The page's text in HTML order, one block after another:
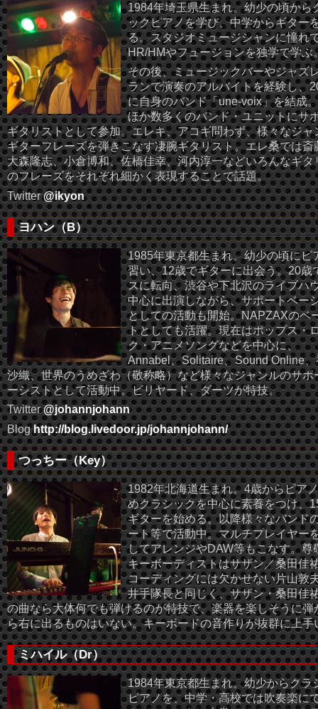
1984年埼玉県生まれ。幼少の頃から
ックピアノを学び、中学からギター
る。スタジオミュージシャンに憧れ
HR/HMやフュージョンを独学で学ぶ
その後、ミュージックバーやジャズ
ランで演奏のアルバイトを経験し、
に自身のバンド「une-voix」を結成
ほか数多くのバンド・ユニットにサ
ギタリストとして参加。エレキ、アコギ問わず、様々なジャ
ギターフレーズを弾きこなす凄腕ギタリスト。エレ桑では斎
大森隆志、小倉博和、佐橋佳幸、河内淳一などいろんなギタ
のフレーズをそれぞれ細かく表現することで話題。
Twitter@ikyon
ヨハン（B）
1985年東京都生まれ。幼少の頃にピ
習い、12歳でギターに出会う。20歳
スに転向、渋谷や下北沢のライブハ
中心に出演しながら、サポートベー
としての活動も開始。NAPZAXのベ
トとしても活躍。現在はポップス・
ク・アニメソングなどを中心に、
Annabel、Solitaire、Sound Online、
沙織、世界のうめざわ（敬称略）など様々なジャンルのサポ
ーシストとして活動中。ビリヤード、ダーツが特技。
Twitter@johannjohann
Bloghttp://blog.livedoor.jp/johannjohann/
つっちー（Key）
1982年北海道生まれ。4歳からピア
めクラシックを中心に素養をつけ、
ギターを始める。以降様々なバンド
ート等で活動中。マルチプレイヤー
してアレンジやDAW等もこなす。尊
キーボーディストはサザン／桑田佳
コーディングには欠かせない片山敦
井手隊長と同じく、サザン・桑田佳
の曲なら大体何でも弾けるのが特技で、楽器を楽しそうに弾
ら右に出るものはいない。キーボードの音作りが抜群に上手
ミハイル（Dr）
1984年東京都生まれ。幼少からクラ
ピアノを、中学・高校では吹奏楽に